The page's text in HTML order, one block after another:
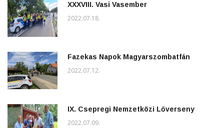
XXXVIII. Vasi Vasember
2022.07.18.
Fazekas Napok Magyarszombatfán
2022.07.12.
IX. Csepregi Nemzetközi Lőverseny
2022.07.09.